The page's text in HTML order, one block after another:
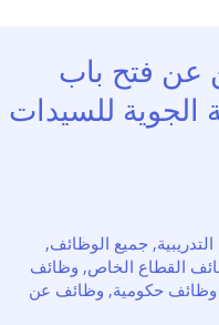
فتح باب
للسيدات
,جميع الوظائف,
القطاع الخاص,وظائف
حكومية,وظائف عن